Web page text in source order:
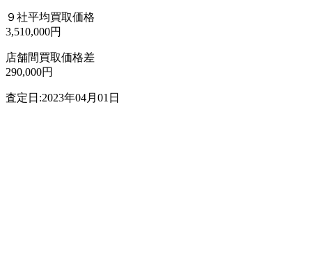
９社平均買取価格
3,510,000円
店舗間買取価格差
290,000円
査定日:2023年04月01日